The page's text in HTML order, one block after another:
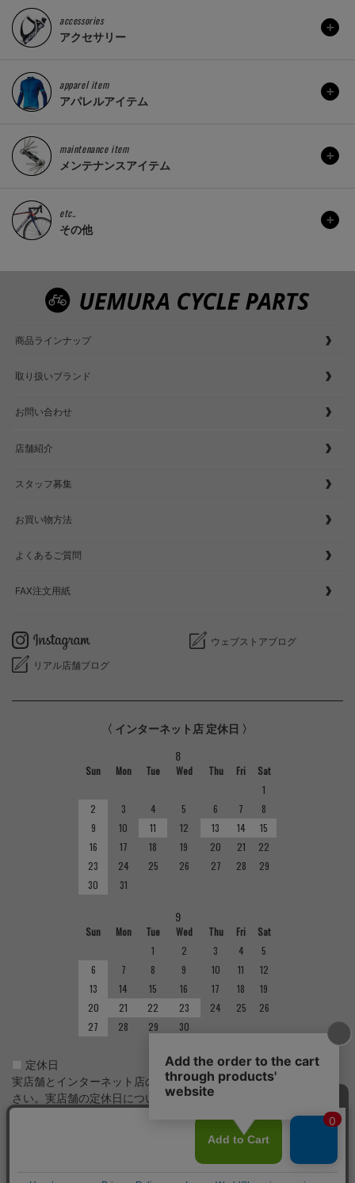
accessories
アクセサリー
apparel item
アパレルアイテム
maintenance item
メンテナンスアイテム
etc..
その他
商品ラインナップ
取り扱いブランド
お問い合わせ
店舗紹介
スタッフ募集
お買い物方法
よくあるご質問
FAX注文用紙
ウェブストアブログ
リアル店舗ブログ
〈 インターネット店 定休日 〉
8
Sun Mon Tue Wed Thu Fri
Sat
1
2
3 4 5 6 7
8
9
10 11 12 13 14
15
16
17 18 19 20 21
22
23
24 25 26 27 28
29
30
31
9
Sun Mon Tue Wed Thu Fri
Sat
1
2 3 4
5
6
7 8 9 10 11
12
13
14 15 16 17 18
19
20
21 22 23 24 25
26
27
28 29 30
定休日
実店舗とインターネット店の定休日は異なりますのでご注意くだ
さい。実店舗の定休日については店舗紹介をご確認ください。